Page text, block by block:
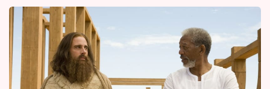
Celebrity
Vztahy
Seriály